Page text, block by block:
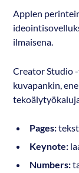
Applen
ilmaisena.
Creator Studio
kuvapankin,
Pages:
Keynote:
Numbers: